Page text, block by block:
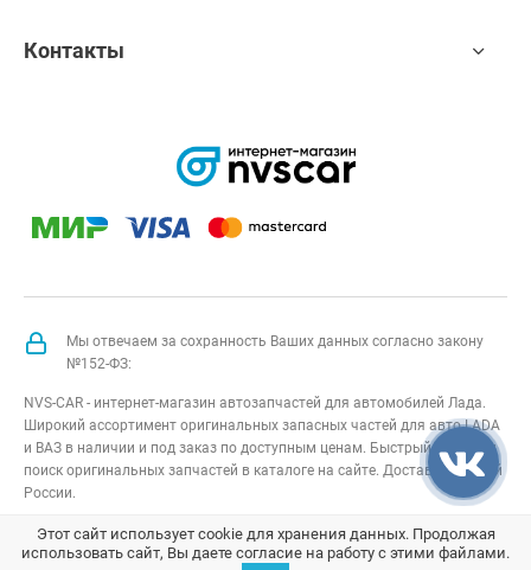
Контакты
Мы отвечаем за сохранность Ваших данных согласно закону
№152-ФЗ:
NVS-CAR - интернет-магазин автозапчастей для автомобилей Лада.
Широкий ассортимент оригинальных запасных частей для авто LADA
и ВАЗ в наличии и под заказ по доступным ценам. Быстрый подбор и
поиск оригинальных запчастей в каталоге на сайте. Доставка по всей
России.
NVS-CAR© 2014 –2026Все права защищеныкарта сайта;
Договор оферта; Политика конфиденциальности
Этот сайт использует cookie для хранения данных. Продолжая
использовать сайт, Вы даете согласие на работу с этими файлами.